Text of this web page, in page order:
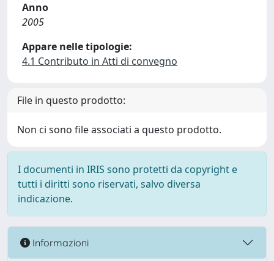
Anno
2005
Appare nelle tipologie:
4.1 Contributo in Atti di convegno
File in questo prodotto:
Non ci sono file associati a questo prodotto.
I documenti in IRIS sono protetti da copyright e
tutti i diritti sono riservati, salvo diversa
indicazione.
Informazioni